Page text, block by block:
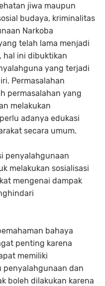
jiwa maupun
budaya, kriminalitas
Narkoba
telah lama menjadi
hal ini dibuktikan
yang terjadi
Permasalahan
permasalahan yang
melakukan
adanya edukasi
secara umum.
penyalahgunaan
melakukan sosialisasi
mengenai dampak
bahaya
penting karena
memiliki
penyalahgunaan dan
boleh dilakukan karena